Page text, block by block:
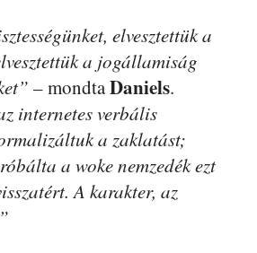
elvesztettük a
a jogállamiság
– mondtaDaniels.
internetes verbális
a zaklatást;
a woke nemzedék ezt
A karakter, az